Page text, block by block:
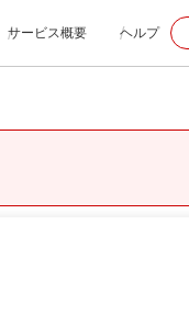
サービス概要 ヘルプ